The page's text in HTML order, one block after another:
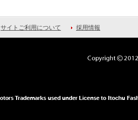
サイトご利用について 採用情報